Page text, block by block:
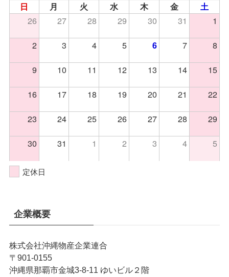
日 月 火 水 木 金 土
26 27 28 29 30 31
1
2
3 4 5 6 7
8
9
10 11 12 13 14
15
16
17 18 19 20 21
22
23
24 25 26 27 28
29
30
31 1 2 3 4 5
定休日
企業概要
株式会社沖縄物産企業連合
〒901-0155
沖縄県那覇市金城3-8-11 ゆいビル２階